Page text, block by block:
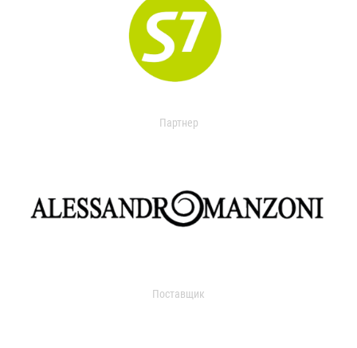
Партнер
Поставщик